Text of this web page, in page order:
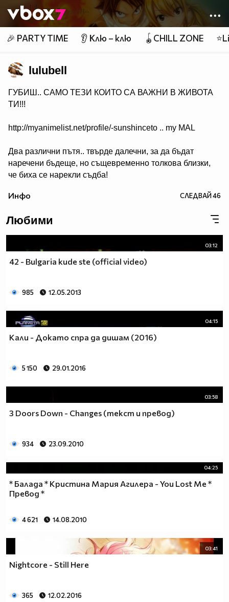
👾
🎉 PARTY TIME 👂 Клю – клю 🪀CHILL ZONE
lulubell
ГУБИШ.. САМО ТЕЗИ КОИТО СА ВАЖНИ В ЖИВОТА
ТИ!!!
http://myanimelist.net/profile/-sunshinceto .. my MAL
Два различни пътя.. твърде далечни, за да бъдат
наречени бъдеще, но същевременно толкова близки,
че биха се нарекли съдба!
Инфо СЛЕДВАЙ46
Любими
03:12
42 - Bulgaria kude ste (official video)
985 12.05.2013
04:15
Кали - Докато спра да дишам (2016)
5 150 29.01.2016
03:58
3 Doors Down - Changes (текст и превод)
934 23.09.2010
04:25
* Балада * Кристина Мария Агилера - You Lost Me *
Превод *
4 621 14.08.2010
03:41
Nightcore - Still Here
365 12.02.2016